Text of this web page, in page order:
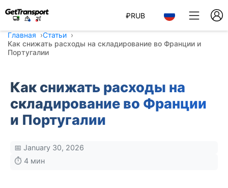
₽RUB
Главная
Статьи
Как снижать расходы на складирование во Франции и
Португалии
Как снижать расходы на
складирование во Франции
и Португалии
📅 January 30, 2026
⏱️ 4 мин